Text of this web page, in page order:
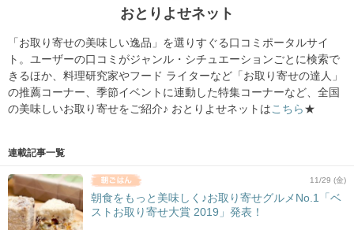
おとりよせネット
「 お取り寄せの美味しい逸品」 を選りすぐる口コミポータルサイ
ト。ユーザーの口コミがジャンル・ シチュエーションごとに検索で
きるほか、料理研究家やフード ライターなど「 お取り寄せの達人」
の推薦コーナー、季節イベントに連動した特集コーナーなど、 全国
の美味しいお取り寄せをご紹介♪ おとりよせネットは こちら ★
連載記事一覧
11/29 (金)
朝食をもっと美味しく♪お取り寄せグルメNo.1「ベ
ストお取り寄せ大賞 2019」発表！